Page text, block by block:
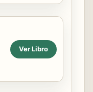
Ver Libro